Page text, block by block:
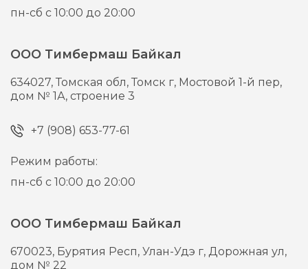
пн-сб с 10:00 до 20:00
ООО Тимбермаш Байкал
634027,Томская обл, Томск г, Мостовой 1-й пер,
дом № 1А, строение 3
+7 (908) 653-77-61
Режим работы:
пн-сб с 10:00 до 20:00
ООО Тимбермаш Байкал
670023, Бурятия Респ, Улан-Удэ г,Дорожная ул,
дом № 22